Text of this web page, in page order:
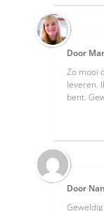
Door
Zo mooi
leveren.
bent.
Door